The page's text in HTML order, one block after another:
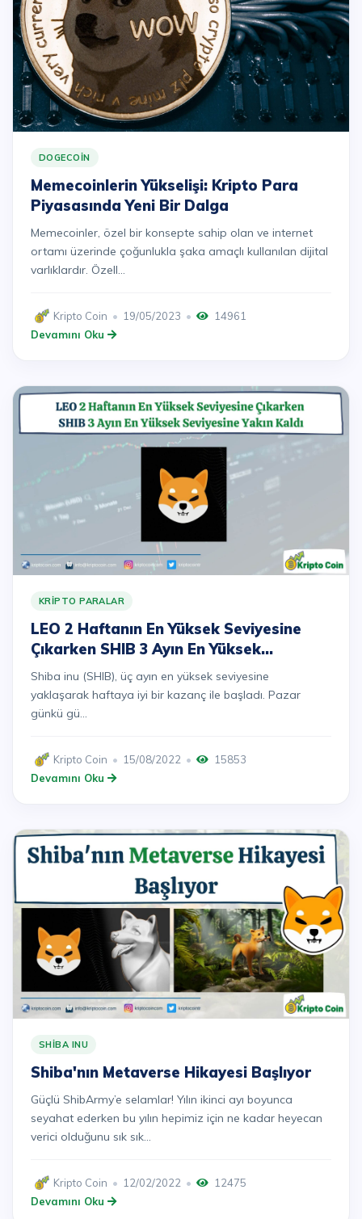
DOGECOIN
Memecoinlerin Yükselişi: Kripto Para
Piyasasında Yeni Bir Dalga
Memecoinler, özel bir konsepte sahip olan ve internet
ortamı üzerinde çoğunlukla şaka amaçlı kullanılan dijital
varlıklardır. Özell...
Kripto Coin 19/05/2023
14961
Devamını Oku
KRIPTO PARALAR
LEO 2 Haftanın En Yüksek Seviyesine
Çıkarken SHIB 3 Ayın En Yüksek
Seviyesine Yakın Kaldı
Shiba inu (SHIB), üç ayın en yüksek seviyesine
yaklaşarak haftaya iyi bir kazanç ile başladı. Pazar
günkü gü...
Kripto Coin 15/08/2022
15853
Devamını Oku
SHIBA INU
Shiba'nın Metaverse Hikayesi Başlıyor
Güçlü ShibArmy’e selamlar! Yılın ikinci ayı boyunca
seyahat ederken bu yılın hepimiz için ne kadar heyecan
verici olduğunu sık sık...
Kripto Coin 12/02/2022
12475
Devamını Oku